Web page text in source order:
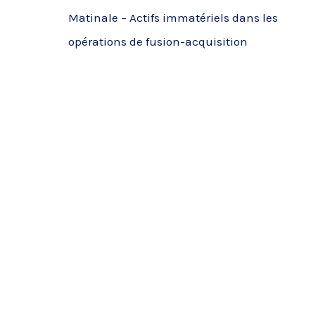
Matinale – Actifs immatériels dans les
opérations de fusion-acquisition